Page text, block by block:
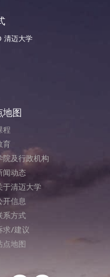
清迈大学
地图
程
育
及行政机构
闻动态
清迈大学
开信息
系方式
求/建议
点地图